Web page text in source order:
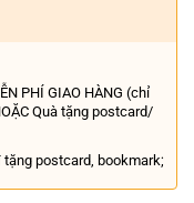
PHÍ GIAO HÀNG (chỉ
Quà tặng postcard/
postcard, bookmark;